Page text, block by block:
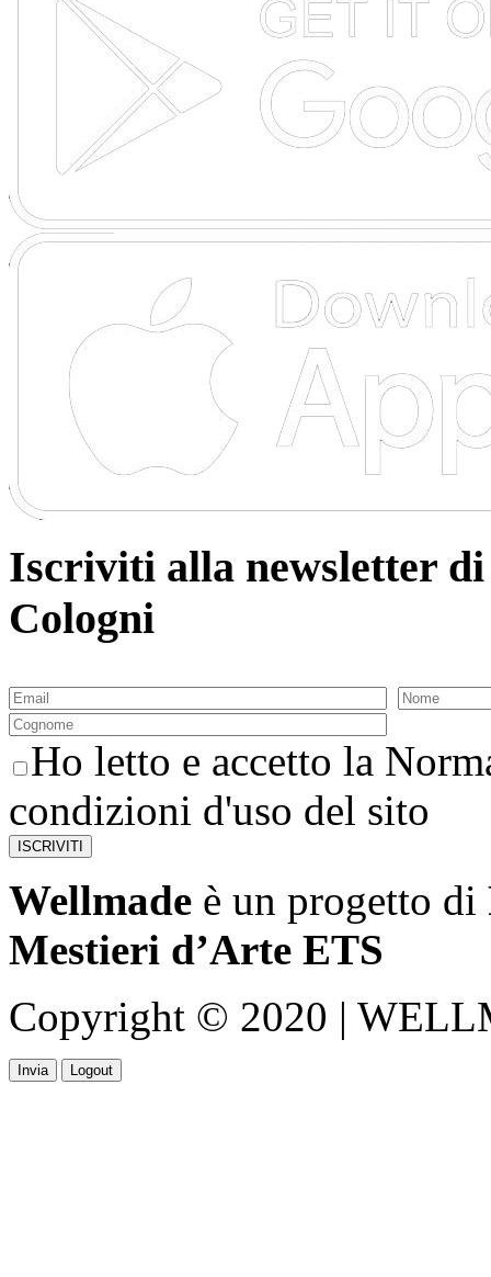
Iscriviti alla newsletter di
Cologni
Ho letto e accetto la
condizioni d'uso del sito
Wellmade è un progetto di
Mestieri d’Arte ETS
Copyright © 2020 |
Invia Logout